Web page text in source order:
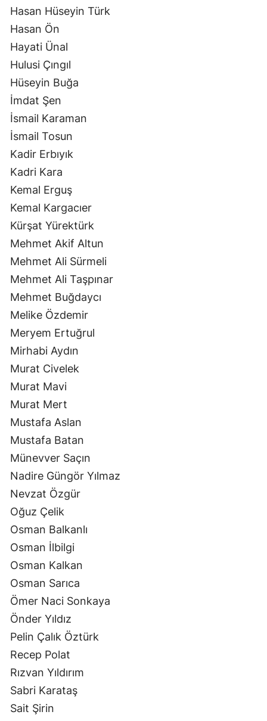
Hasan Hüseyin Türk
Hasan Ön
Hayati Ünal
Hulusi Çıngıl
Hüseyin Buğa
İmdat Şen
İsmail Karaman
İsmail Tosun
Kadir Erbıyık
Kadri Kara
Kemal Erguş
Kemal Kargacıer
Kürşat Yürektürk
Mehmet Akif Altun
Mehmet Ali Sürmeli
Mehmet Ali Taşpınar
Mehmet Buğdaycı
Melike Özdemir
Meryem Ertuğrul
Mirhabi Aydın
Murat Civelek
Murat Mavi
Murat Mert
Mustafa Aslan
Mustafa Batan
Münevver Saçın
Nadire Güngör Yılmaz
Nevzat Özgür
Oğuz Çelik
Osman Balkanlı
Osman İlbilgi
Osman Kalkan
Osman Sarıca
Ömer Naci Sonkaya
Önder Yıldız
Pelin Çalık Öztürk
Recep Polat
Rızvan Yıldırım
Sabri Karataş
Sait Şirin